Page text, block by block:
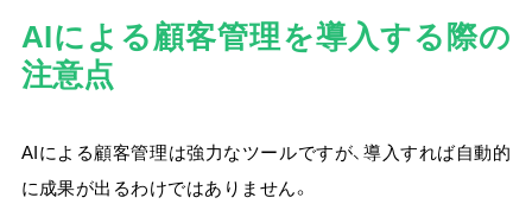
AIによる顧客管理を導入する際の
注意点
AIによる顧客管理は強力なツールですが、導入すれば自動的
に成果が出るわけではありません。